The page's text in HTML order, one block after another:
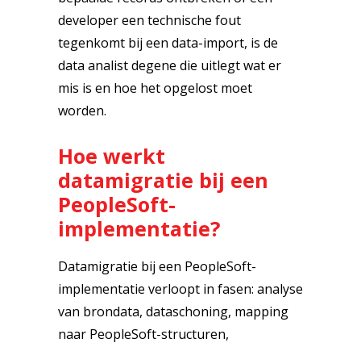
developer een technische fout
tegenkomt bij een data-import, is de
data analist degene die uitlegt wat er
mis is en hoe het opgelost moet
worden.
Hoe werkt
datamigratie bij een
PeopleSoft-
implementatie?
Datamigratie bij een PeopleSoft-
implementatie verloopt in fasen: analyse
van brondata, dataschoning, mapping
naar PeopleSoft-structuren,